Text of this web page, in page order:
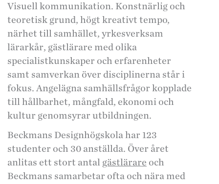
Visuell kommunikation. Konstnärlig och
teoretisk grund, högt kreativt tempo,
närhet till samhället, yrkesverksam
lärarkår, gästlärare med olika
specialistkunskaper och erfarenheter
samt samverkan över disciplinerna står i
fokus. Angelägna samhällsfrågor kopplade
till hållbarhet, mångfald, ekonomi och
kultur genomsyrar utbildningen.
Beckmans Designhögskola har 123
studenter och 30 anställda. Över året
anlitas ett stort antal gästlärare och
Beckmans samarbetar ofta och nära med